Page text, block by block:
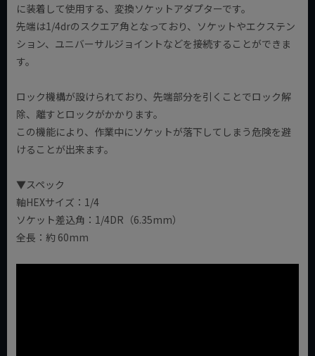
に装着して使用する、変換ソケットアダプターです。
先端は1/4drのスクエア角となっており、ソケットやエクステン
ション、ユニバーサルジョイントなどを接続することができま
す。
ロック機構が設けられており、先端部分を引くことでロック解
除、離すとロックがかかります。
この機能により、作業中にソケットが落下してしまう危険を避
けることが出来ます。
▼スペック
軸HEXサイズ：1/4
ソケット差込角：1/4DR（6.35mm）
全長：約 60mm